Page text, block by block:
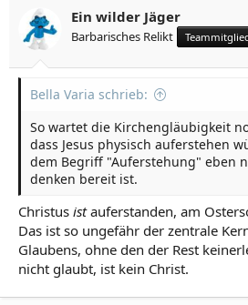
Ein wilder Jäger
Barbarisches Relikt
Bella Varia schrieb:
So wartet die Kirchengläubigkeit
dass Jesus physisch auferstehen
dem Begriff "Auferstehung" eben
denken bereit ist.
Christus istauferstanden, am
Das ist so ungefähr der zentrale
Glaubens, ohne den der Rest
nicht glaubt, ist kein Christ.